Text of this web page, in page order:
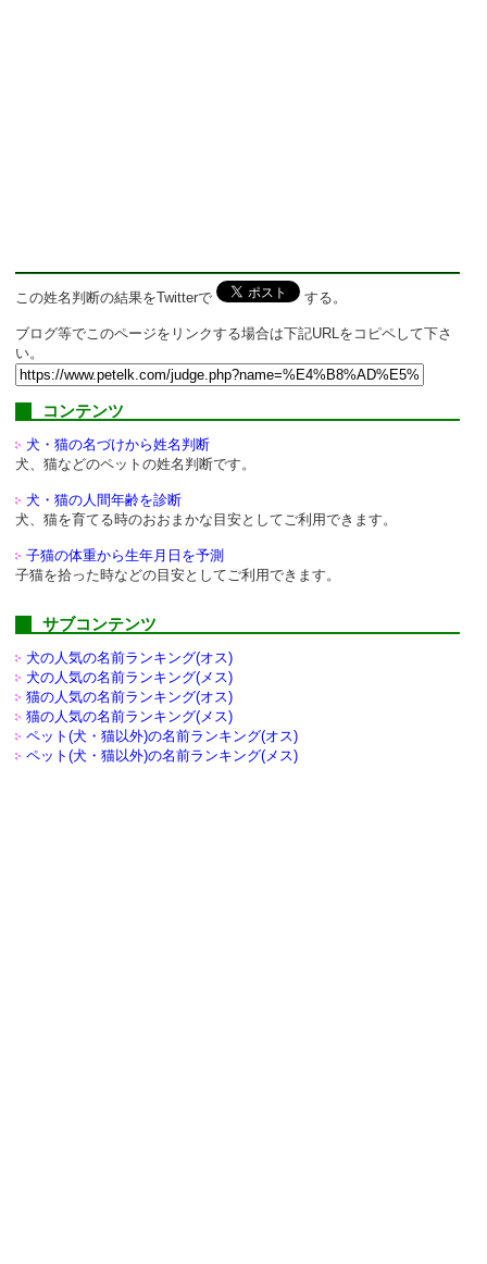
この姓名判断の結果をTwitterで する。
ブログ等でこのページをリンクする場合は下記URLをコピペして下さ
い。
コンテンツ
犬・猫の名づけから姓名判断
犬、猫などのペットの姓名判断です。
犬・猫の人間年齢を診断
犬、猫を育てる時のおおまかな目安としてご利用できます。
子猫の体重から生年月日を予測
子猫を拾った時などの目安としてご利用できます。
サブコンテンツ
犬の人気の名前ランキング(オス)
犬の人気の名前ランキング(メス)
猫の人気の名前ランキング(オス)
猫の人気の名前ランキング(メス)
ペット(犬・猫以外)の名前ランキング(オス)
ペット(犬・猫以外)の名前ランキング(メス)